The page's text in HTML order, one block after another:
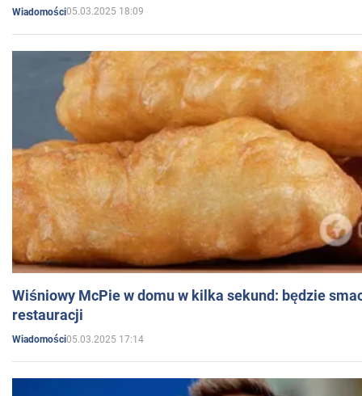
Wiadomości05.03.2025 18:09
Wiśniowy McPie w domu w kilka sekund: będzie
restauracji
Wiadomości05.03.2025 17:14